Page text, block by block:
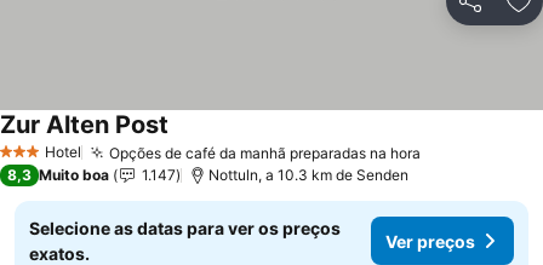
Partilhar
3 EstrelasHotel Opções de café da manhã preparadas na hora
Zur Alten Post
8,3 Muito boa 1.147 Nottuln, a 10.3 km de Senden
Selecione as datas para ver os preços
exatos.
Ver preços